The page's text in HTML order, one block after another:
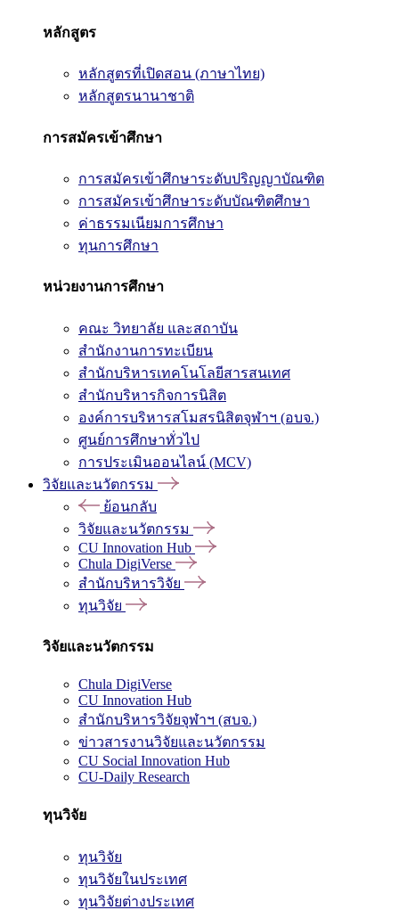
หลักสูตร
หลักสูตรที่เปิดสอน (ภาษาไทย)
หลักสูตรนานาชาติ
การสมัครเข้าศึกษา
การสมัครเข้าศึกษาระดับปริญญาบัณฑิต
การสมัครเข้าศึกษาระดับบัณฑิตศึกษา
ค่าธรรมเนียมการศึกษา
ทุนการศึกษา
หน่วยงานการศึกษา
คณะ วิทยาลัย และสถาบัน
สำนักงานการทะเบียน
สำนักบริหารเทคโนโลยีสารสนเทศ
สำนักบริหารกิจการนิสิต
องค์การบริหารสโมสรนิสิตจุฬาฯ (อบจ.)
ศูนย์การศึกษาทั่วไป
การประเมินออนไลน์ (MCV)
วิจัยและนวัตกรรม
ย้อนกลับ
วิจัยและนวัตกรรม
CU Innovation Hub
Chula DigiVerse
สำนักบริหารวิจัย
ทุนวิจัย
วิจัยและนวัตกรรม
Chula DigiVerse
CU Innovation Hub
สำนักบริหารวิจัยจุฬาฯ (สบจ.)
ข่าวสารงานวิจัยและนวัตกรรม
CU Social Innovation Hub
CU-Daily Research
ทุนวิจัย
ทุนวิจัย
ทุนวิจัยในประเทศ
ทุนวิจัยต่างประเทศ